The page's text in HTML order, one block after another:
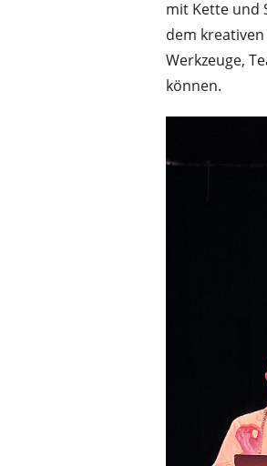
mit Kette und
dem
Werkzeuge,
können.